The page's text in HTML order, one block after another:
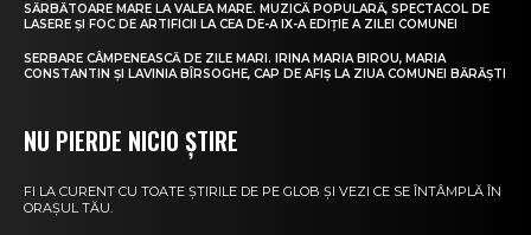
SĂRBĂTOARE MARE LA VALEA MARE. MUZICĂ POPULARĂ, SPECTACOL DE
LASERE ȘI FOC DE ARTIFICII LA CEA DE-A IX-A EDIȚIE A ZILEI COMUNEI
SERBARE CÂMPENEASCĂ DE ZILE MARI. IRINA MARIA BIROU, MARIA
CONSTANTIN ȘI LAVINIA BÎRSOGHE, CAP DE AFIȘ LA ZIUA COMUNEI BĂRĂȘTI
NU PIERDE NICIO ȘTIRE
FI LA CURENT CU TOATE ȘTIRILE DE PE GLOB ȘI VEZI CE SE ÎNTÂMPLĂ ÎN
ORAȘUL TĂU.